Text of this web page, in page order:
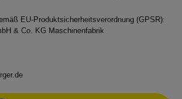
EU-Produktsicherheitsverordnung (GPSR):
& Co. KG Maschinenfabrik